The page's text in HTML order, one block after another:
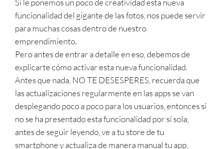
funcionalidad del gigante de las fotos, nos puede servir
para muchas cosas dentro de nuestro
emprendimiento.
Pero antes de entrar a detalle en eso, debemos de
explicarte cómo activar esta nueva funcionalidad.
Antes que nada, NO TE DESESPERES, recuerda que
las actualizaciones regularmente en las apps se van
desplegando poco a poco para los usuarios, entonces si
no se ha presentado esta funcionalidad por sí sola,
antes de seguir leyendo, ve a tu store de tu
smartphone y actualiza de manera manual tu app,